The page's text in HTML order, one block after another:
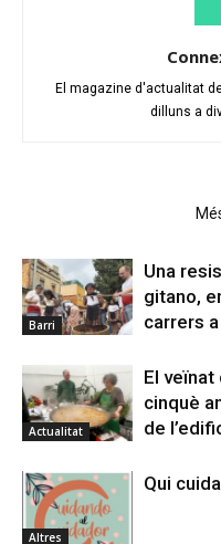
El magazine d'actualitat
dilluns a
Barri
Una
gitano,
carrers
Actualitat
El veïnat
cinquè
de
Altres
Qui